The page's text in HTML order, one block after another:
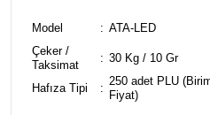
Model : ATA-LED
Çeker /
Taksimat
: 30 Kg / 10 Gr
Hafıza Tipi :
250 adet PLU
Fiyat)